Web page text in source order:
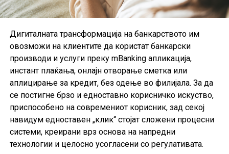
Барање за картичката може да се поднесе онлајн
преку интернет-страницата на банката, преку услугата
24/7 АлоКредит на телефонскиот број (02) 15 110 или
во најблиската филијала на Стопанска банка.
Дигиталната трансформација на банкарството им
овозможи на клиентите да користат банкарски
производи и услуги преку mBanking апликација,
инстант плаќања, онлајн отворање сметка или
аплицирање за кредит, без одење во филијала. За да
се постигне брзо и едноставно корисничко искуство,
приспособено на современиот корисник, зад секој
навидум едноставен „клик“ стојат сложени процесни
системи, креирани врз основа на напредни
технологии и целосно усогласени со регулативата.